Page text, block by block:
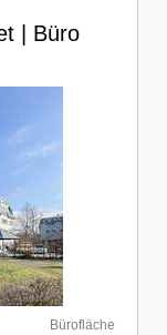
| Büro
Bürofläche